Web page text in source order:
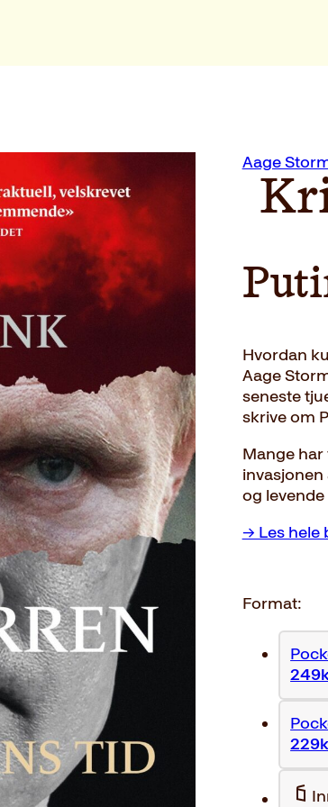
Aage
Hvordan
Aage
seneste
skrive om
Mange
og
→ Les hele
Format: